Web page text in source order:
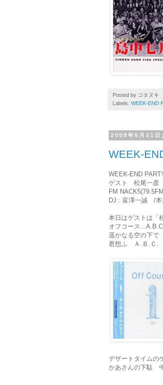
Posted by コタヌキ
Labels: WEEK-END
2008年6月21日
WEEK-
WEEK-END
ゲスト 松尾一彦
FM
DJ : 富澤一誠 /本
本日はゲストは「
オフコース
遥かなる空の下
君想ふ Ａ.Ｂ.Ｃ.
デザートタイムの
かあさんの下駄